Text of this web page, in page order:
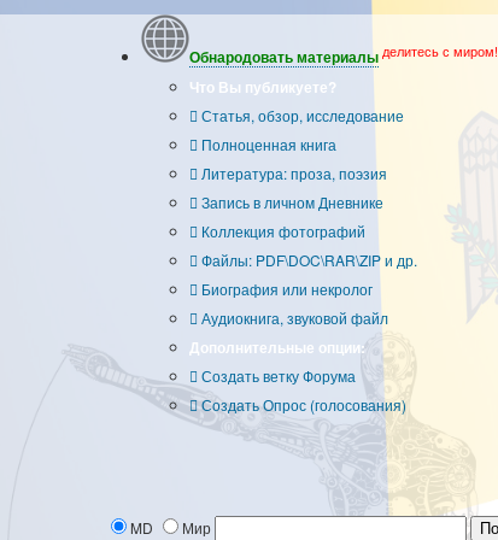
Обнародовать материалы делитесь с миром!
Что Вы публикуете?
Статья, обзор, исследование
Полноценная книга
Литература: проза, поэзия
Запись в личном Дневнике
Коллекция фотографий
Файлы: PDF\DOC\RAR\ZIP и др.
Биография или некролог
Аудиокнига, звуковой файл
Дополнительные опции:
Создать ветку Форума
Создать Опрос (голосования)
MD Мир